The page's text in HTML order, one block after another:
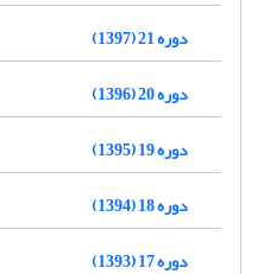
دوره 21 (1397)
دوره 20 (1396)
دوره 19 (1395)
دوره 18 (1394)
دوره 17 (1393)